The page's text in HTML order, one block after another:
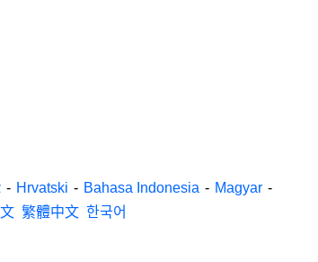
- Hrvatski - Bahasa Indonesia - Magyar -
繁體中文 한국어